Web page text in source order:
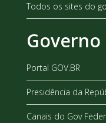
Todos os sites do
Governo
Portal GOV.BR
Presidência da
Canais do Gov